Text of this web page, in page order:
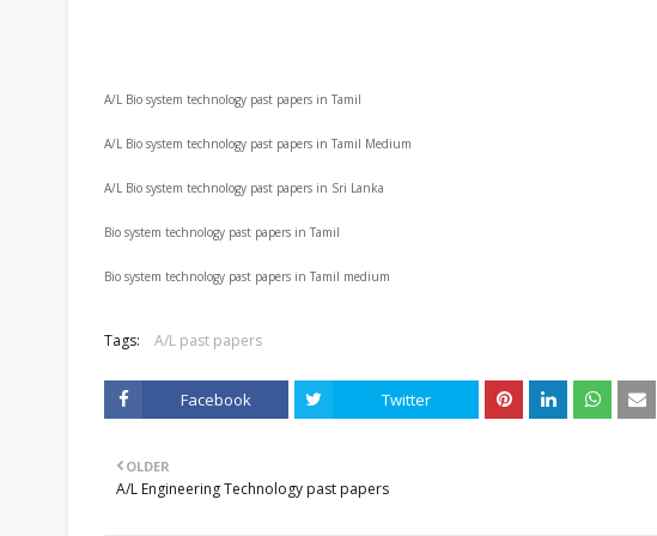
A/L Bio system technology past papers in Tamil
A/L Bio system technology past papers in Tamil Medium
A/L Bio system technology past papers in Sri Lanka
Bio system technology past papers in Tamil
Bio system technology past papers in Tamil medium
Tags: A/L past papers
Facebook Twitter
OLDER
A/L Engineering Technology past papers